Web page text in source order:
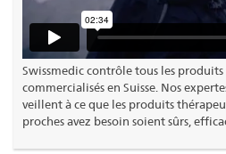
Swissmedic contrôle tous les
commercialisés en Suisse. Nos
veillent à ce que les produits
proches avez besoin soient sûrs,